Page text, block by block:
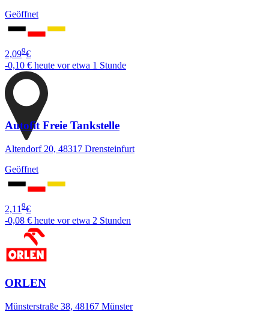
Geöffnet
2,099€
-0,10 € heute vor etwa 1 Stunde
Autofit Freie Tankstelle
Altendorf 20, 48317 Drensteinfurt
Geöffnet
2,119€
-0,08 € heute vor etwa 2 Stunden
ORLEN
Münsterstraße 38, 48167 Münster